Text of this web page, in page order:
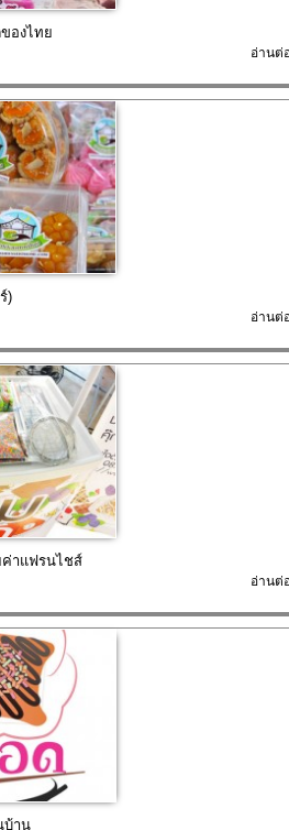
องไทย
อ่านต่
)
อ่านต่
ค่าแฟรนไชส์
อ่านต่
บ้าน